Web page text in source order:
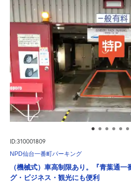
ID:310001809
NPD仙台一番町パーキング
（機械式）車高制限あり。『青葉通
グ・ビジネス・観光にも便利